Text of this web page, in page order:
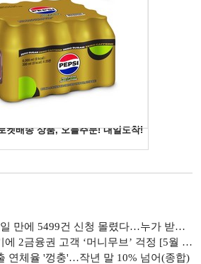
에 5499건 신청 몰렸다…누가 받았나 봤더니
권 고객 ‘머니무브’ 걱정 [5월 대환대출 인프라 ②]
연체율 '껑충'…작년 말 10% 넘어(종합)